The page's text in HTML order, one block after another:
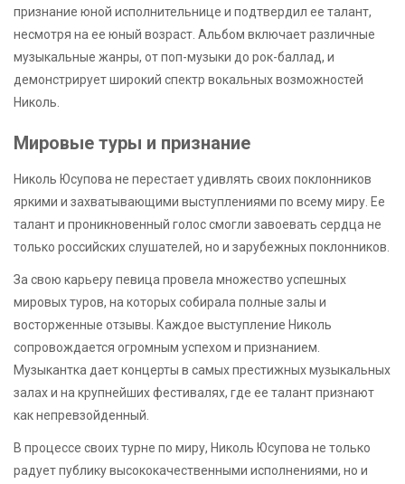
признание юной исполнительнице и подтвердил ее талант,
несмотря на ее юный возраст. Альбом включает различные
музыкальные жанры, от поп-музыки до рок-баллад, и
демонстрирует широкий спектр вокальных возможностей
Николь.
Мировые туры и признание
Николь Юсупова не перестает удивлять своих поклонников
яркими и захватывающими выступлениями по всему миру. Ее
талант и проникновенный голос смогли завоевать сердца не
только российских слушателей, но и зарубежных поклонников.
За свою карьеру певица провела множество успешных
мировых туров, на которых собирала полные залы и
восторженные отзывы. Каждое выступление Николь
сопровождается огромным успехом и признанием.
Музыкантка дает концерты в самых престижных музыкальных
залах и на крупнейших фестивалях, где ее талант признают
как непревзойденный.
В процессе своих турне по миру, Николь Юсупова не только
радует публику высококачественными исполнениями, но и